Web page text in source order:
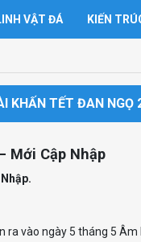
VẬT ĐÁ KIẾN
KHẤN TẾT ĐAN NGỌ
Mới Cập Nhập
ra vào ngày 5 tháng 5